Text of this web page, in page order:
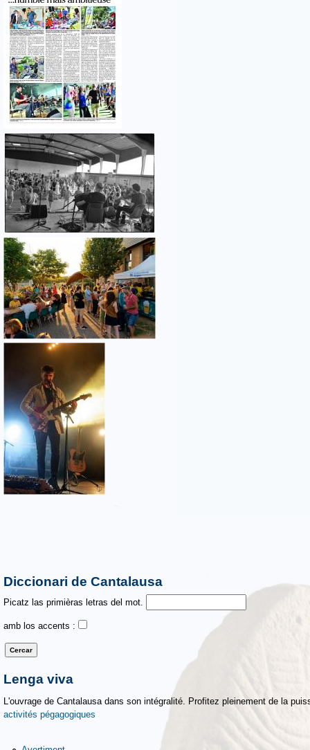
Diccionari de Cantalausa
Picatz las primièras letras del mot.
amb los accents :
Lenga viva
L'ouvrage de Cantalausa dans son intégralité. Profitez pleinement de la
activités pégagogiques